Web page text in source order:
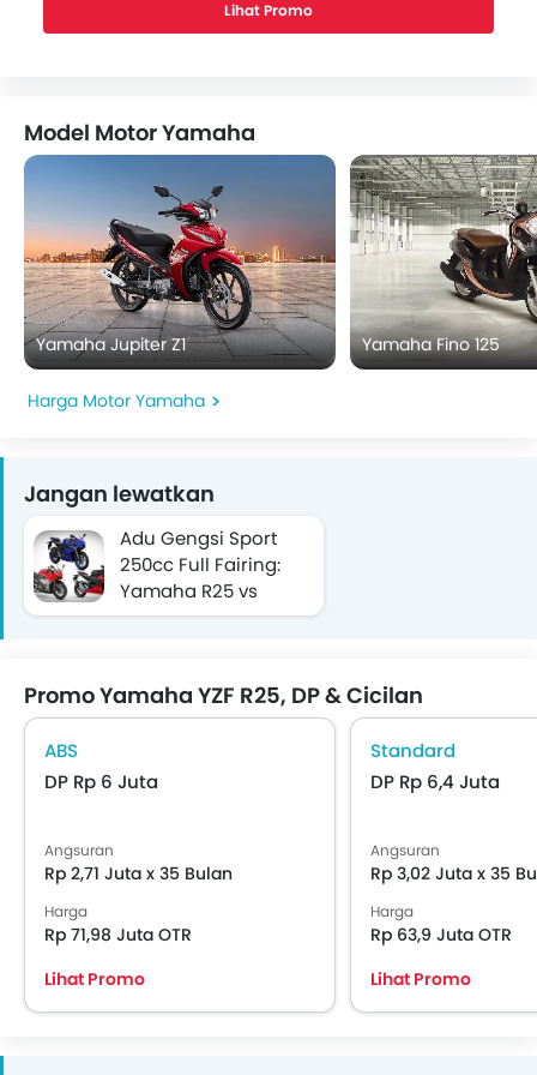
Lihat Promo
Model Motor Yamaha
Yamaha Jupiter Z1 Yamaha Fino 125
Harga Motor Yamaha
Jangan lewatkan
Adu Gengsi Sport
250cc Full Fairing:
Yamaha R25 vs
Honda CBR250RR vs
Promo Yamaha YZF R25, DP & Cicilan
ABS
DP Rp 6 Juta
Angsuran
Rp 2,71 Juta x 35 Bulan
Harga
Rp 71,98 Juta OTR
Lihat Promo
Standard
DP Rp 6,4 Juta
Angsuran
Rp 3,02 Juta x 35
Harga
Rp 63,9 Juta OTR
Lihat Promo